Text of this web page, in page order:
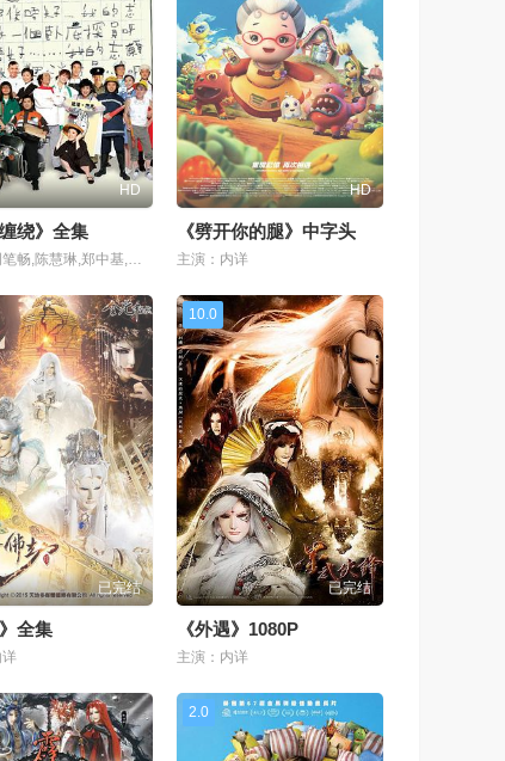
HD
缠绕》全集
主演：周笔畅,陈慧琳,郑中基,梁咏琪,吴君如,黄秋生,曾志伟,陈柏霖,何超仪,张靓颖,池珍熙,房祖名,吴镇宇,余文乐,吴彦祖,林海峰,谢霆锋,张达明,苗侨伟,刘以达,
HD
《劈开你的腿》中字头
主演：内详
已完结
全集
详
10.0
已完结
《外遇》1080P
主演：内详
2.0